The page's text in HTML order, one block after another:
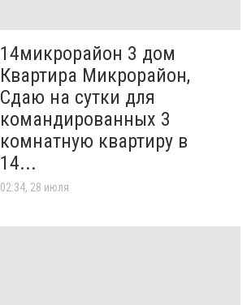
14микрорайон 3 дом
Квартира Микрорайон,
Сдаю на сутки для
командированных 3
комнатную квартиру в
14...
02:34, 28 июля